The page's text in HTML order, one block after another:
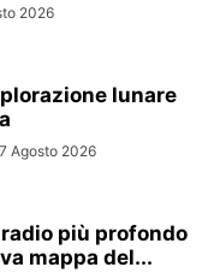
2026
lunare
7 Agosto 2026
più profondo
mappa del...